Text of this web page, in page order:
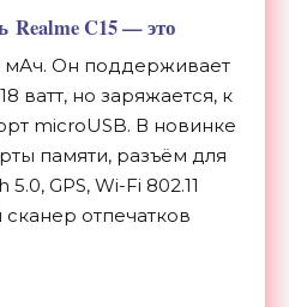
Realme C15 — это
мАч. Он поддерживает
ватт, но заряжается, к
microUSB. В новинке
памяти, разъём для
GPS, Wi-Fi 802.11
отпечатков